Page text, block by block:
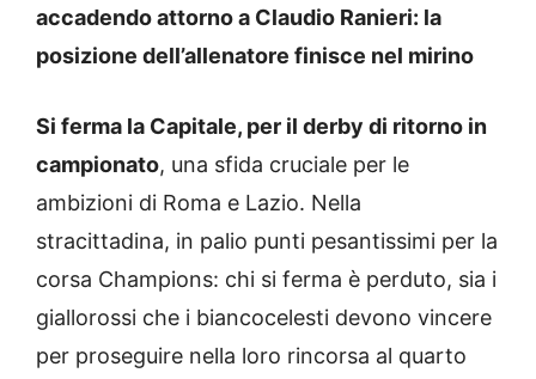
accadendo attorno a Claudio Ranieri: la
posizione dell’allenatore finisce nel mirino
Si ferma la Capitale, per il derby di ritorno in
campionato, una sfida cruciale per le
ambizioni di Roma e Lazio. Nella
stracittadina, in palio punti pesantissimi per la
corsa Champions: chi si ferma è perduto, sia i
giallorossi che i biancocelesti devono vincere
per proseguire nella loro rincorsa al quarto